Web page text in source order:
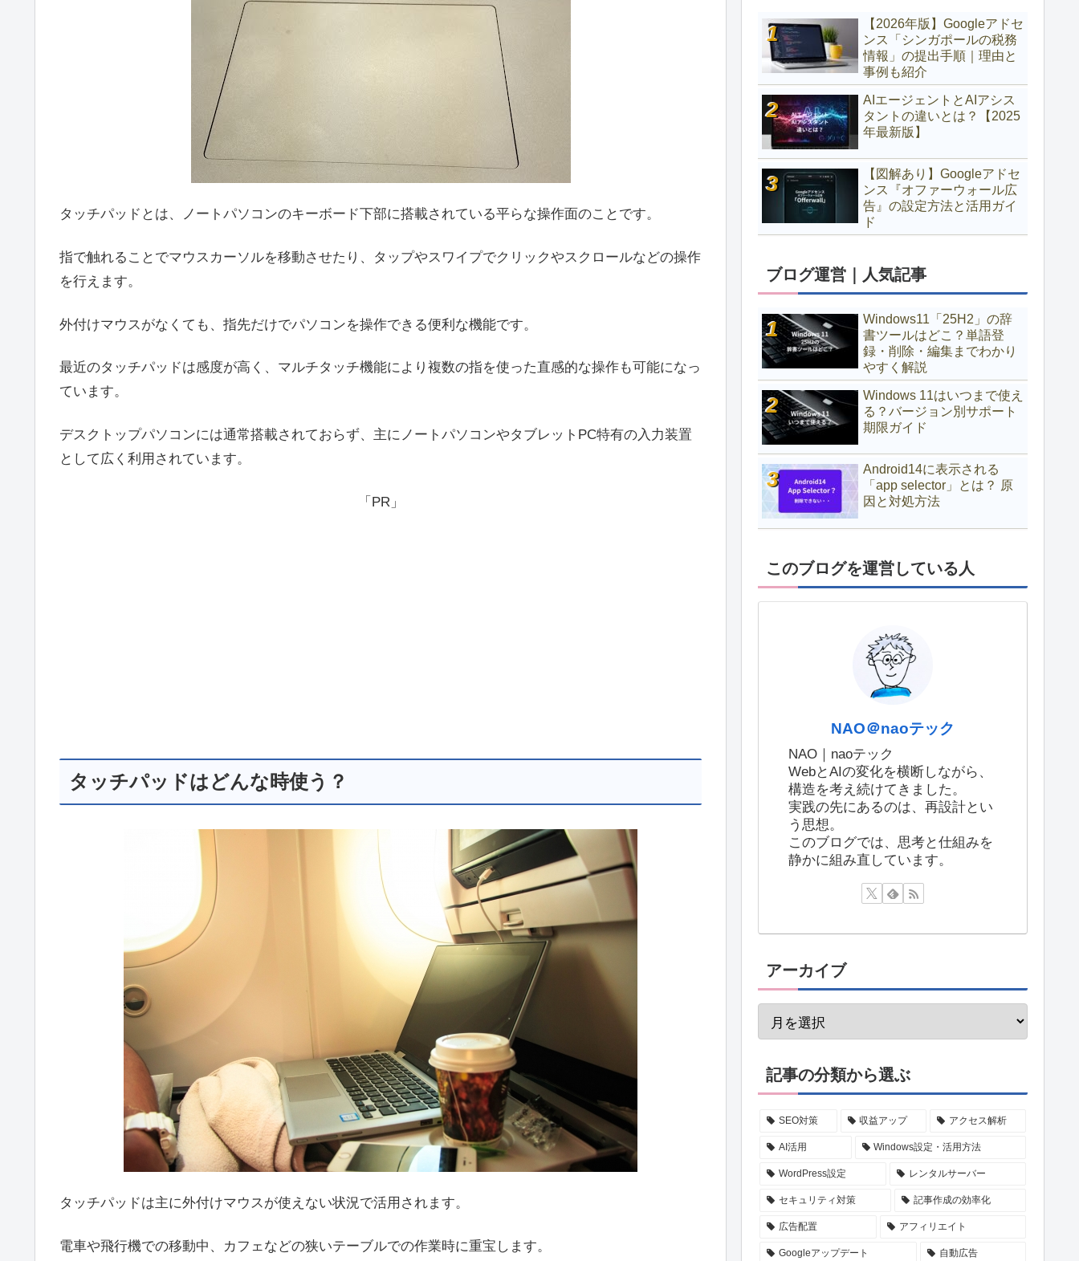
タッチパッドとは、ノートパソコンのキーボード下部に搭載されている平らな操作面のことです。
指で触れることでマウスカーソルを移動させたり、タップやスワイプでクリックやスクロールなどの操作
を行えます。
外付けマウスがなくても、指先だけでパソコンを操作できる便利な機能です。
最近のタッチパッドは感度が高く、マルチタッチ機能により複数の指を使った直感的な操作も可能になっ
ています。
デスクトップパソコンには通常搭載されておらず、主にノートパソコンやタブレットPC特有の入力装置
として広く利用されています。
「PR」
タッチパッドはどんな時使う？
タッチパッドは主に外付けマウスが使えない状況で活用されます。
電車や飛行機での移動中、カフェなどの狭いテーブルでの作業時に重宝します。
【2026年版】Googleアドセ
ンス「シンガポールの税務
情報」の提出手順｜理由と
事例も紹介
AIエージェントとAIアシス
タントの違いとは？【2025
年最新版】
【図解あり】Googleアドセ
ンス『オファーウォール広
告』の設定方法と活用ガイ
ド
ブログ運営｜人気記事
Windows11「25H2」の辞
書ツールはどこ？単語登
録・削除・編集までわかり
やすく解説
Windows 11はいつまで使え
る？バージョン別サポート
期限ガイド
Android14に表示される
「app selector」とは？ 原
因と対処方法
このブログを運営している人
NAO＠naoテック
NAO｜naoテック
WebとAIの変化を横断しながら、
構造を考え続けてきました。
実践の先にあるのは、再設計とい
う思想。
このブログでは、思考と仕組みを
静かに組み直しています。
アーカイブ
記事の分類から選ぶ
SEO対策 収益アップ アクセス解析
AI活用 Windows設定・活用方法
WordPress設定 レンタルサーバー
セキュリティ対策 記事作成の効率化
広告配置 アフィリエイト
Googleアップデート 自動広告